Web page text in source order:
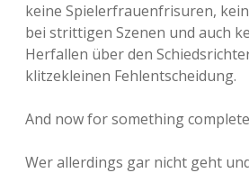
keine Spielerfrauenfrisuren,
bei strittigen Szenen und auch
Herfallen über den
klitzekleinen Fehlentscheidung.
And now for something
Wer allerdings gar nicht geht